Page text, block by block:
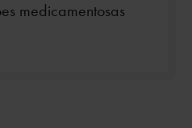
medicamentosas